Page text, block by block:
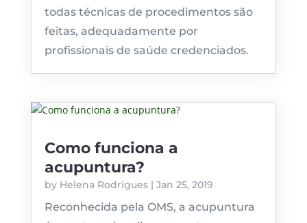
todas técnicas de procedimentos são
feitas, adequadamente por
profissionais de saúde credenciados.
Como funciona a
acupuntura?
by Helena Rodrigues| Jan 25, 2019
Reconhecida pela OMS, a acupuntura